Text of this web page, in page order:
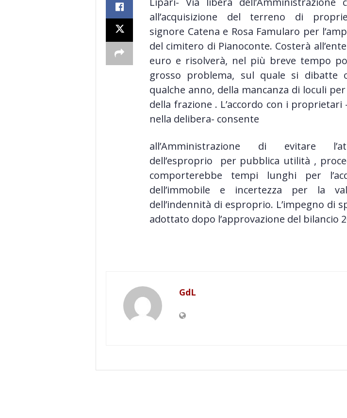
all’acquisizione del terreno di
signore Catena e Rosa Famularo per
del cimitero di Pianoconte. Costerà
euro e risolverà, nel più breve tempo
grosso problema, sul quale si dibatte
qualche anno, della mancanza di loculi
della frazione . L’accordo con i proprietari
nella delibera- consente
all’Amministrazione di evitare
dell’esproprio per pubblica utilità ,
comporterebbe tempi lunghi per
dell’immobile e incertezza per la
dell’indennità di esproprio. L’impegno di
adottato dopo l’approvazione del bilancio
GdL